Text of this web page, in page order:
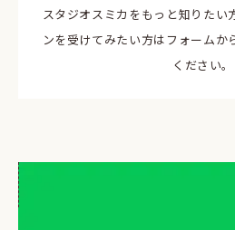
スタジオスミカをもっと知りたい
ンを受けてみたい方はフォームか
ください。